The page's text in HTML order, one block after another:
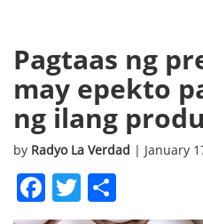
Pagtaas ng
may epekto
ng ilang
by Radyo La Verdad | January
Facebook
Twitter